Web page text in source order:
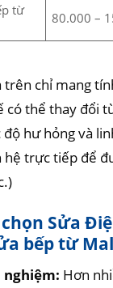
từ
80.000 –
trên chỉ mang
có thể thay đổi
hư hỏng và
hệ trực tiếp để
Sửa
bếp từ
nghiệm: Hơn